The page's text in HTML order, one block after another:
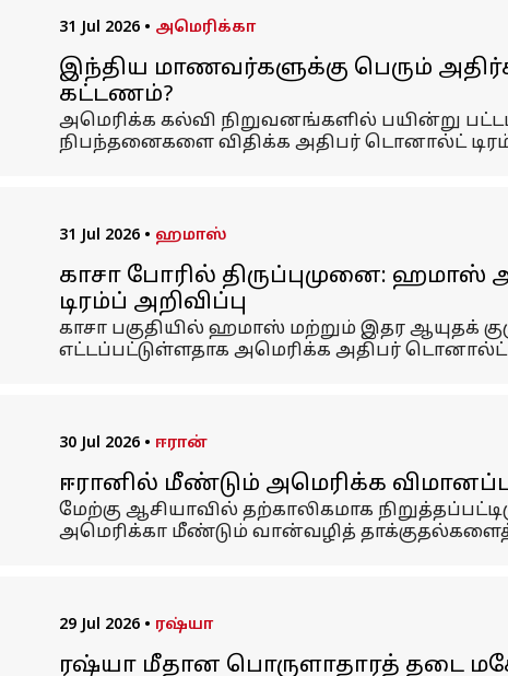
31 Jul 2026 • அமெரிக்கா
இந்திய மாணவர்களுக்கு பெரும்
கட்டணம்?
அமெரிக்க கல்வி நிறுவனங்களில் பயின்று
நிபந்தனைகளை விதிக்க அதிபர் டொனால்ட் டிரம்ப்
31 Jul 2026 • ஹமாஸ்
காசா போரில் திருப்புமுனை:
டிரம்ப் அறிவிப்பு
காசா பகுதியில் ஹமாஸ் மற்றும் இதர ஆயுதக்
எட்டப்பட்டுள்ளதாக அமெரிக்க அதிபர் டொனால்ட்
30 Jul 2026 • ஈரான்
ஈரானில் மீண்டும் அமெரிக்க
மேற்கு ஆசியாவில் தற்காலிகமாக
அமெரிக்கா மீண்டும் வான்வழித்
29 Jul 2026 • ரஷ்யா
ரஷ்யா மீதான பொருளாதாரத் தடை